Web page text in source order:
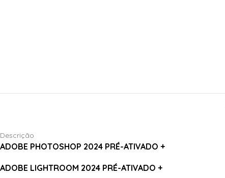
Descrição
ADOBE PHOTOSHOP 2024 PRÉ-ATIVADO +
ADOBE LIGHTROOM 2024 PRÉ-ATIVADO +